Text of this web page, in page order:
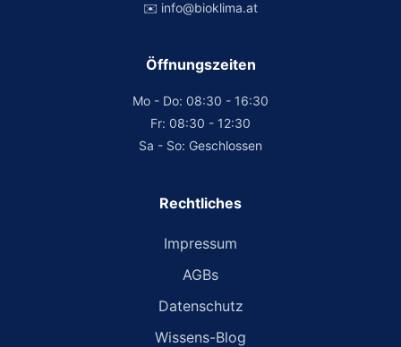
✉️ info@bioklima.at
Öffnungszeiten
Mo - Do: 08:30 - 16:30
Fr: 08:30 - 12:30
Sa - So: Geschlossen
Rechtliches
Impressum
AGBs
Datenschutz
Wissens-Blog